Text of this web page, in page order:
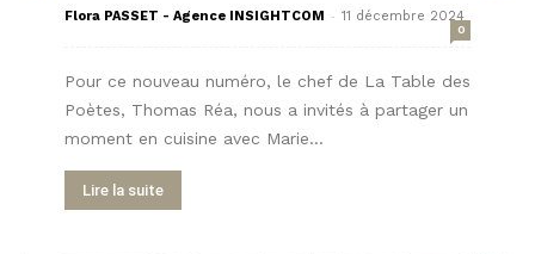
Flora PASSET - Agence INSIGHTCOM - 11 décembre 2024
0
Pour ce nouveau numéro, le chef de La Table des
Poètes, Thomas Réa, nous a invités à partager un
moment en cuisine avec Marie...
Lire la suite